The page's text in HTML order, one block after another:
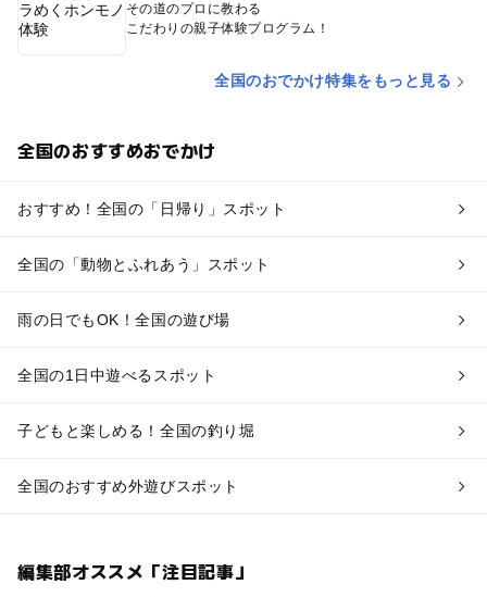
その道のプロに教わる
こだわりの親子体験プログラム！
全国のおでかけ特集をもっと見る
全国のおすすめおでかけ
おすすめ！全国の「日帰り」スポット
全国の「動物とふれあう」スポット
雨の日でもOK！全国の遊び場
全国の1日中遊べるスポット
子どもと楽しめる！全国の釣り堀
全国のおすすめ外遊びスポット
編集部オススメ「注目記事」